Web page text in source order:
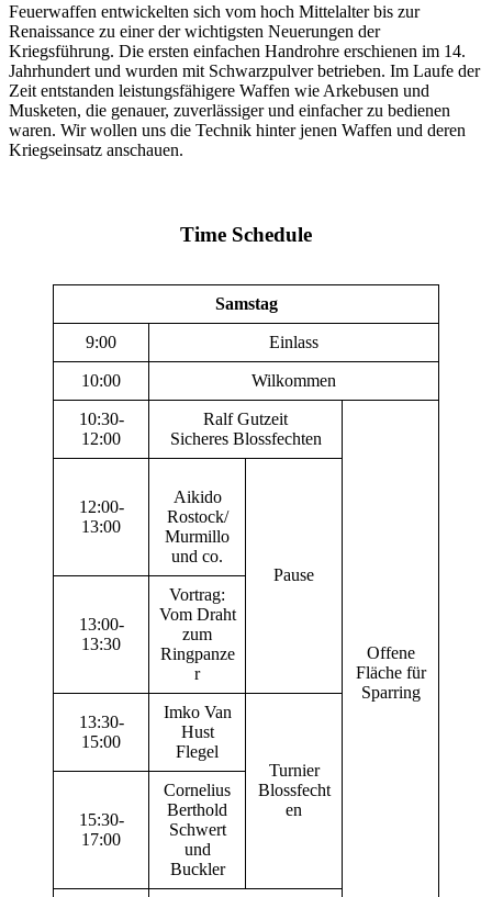
Feuerwaffen entwickelten sich vom hoch Mittelalter bis zur
Renaissance zu einer der wichtigsten Neuerungen der
Kriegsführung. Die ersten einfachen Handrohre erschienen im 14.
Jahrhundert und wurden mit Schwarzpulver betrieben. Im Laufe der
Zeit entstanden leistungsfähigere Waffen wie Arkebusen und
Musketen, die genauer, zuverlässiger und einfacher zu bedienen
waren. Wir wollen uns die Technik hinter jenen Waffen und deren
Kriegseinsatz anschauen.
Time Schedule
Samstag
9:00 Einlass
10:00 Wilkommen
10:30-
12:00
Ralf Gutzeit
Sicheres Blossfechten
Offene
Fläche für
Sparring
12:00-
13:00
Aikido
Rostock/
Murmillo
und co.
Pause
13:00-
13:30
Vortrag:
Vom Draht
zum
Ringpanze
r
13:30-
15:00
Imko Van
Hust
Flegel
Turnier
Blossfecht
en
15:30-
17:00
Cornelius
Berthold
Schwert
und
Buckler